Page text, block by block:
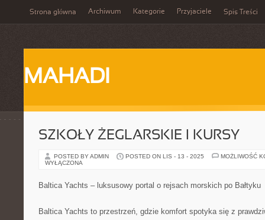
Strona główna Archiwum Kategorie Przyjaciele Spis Treści
MAHADI
SZKOŁY ŻEGLARSKIE I KURSY
POSTED BY ADMIN POSTED ON LIS - 13 - 2025
MOŻLIWOŚĆ
WYŁĄCZONA
Baltica Yachts – luksusowy portal o rejsach morskich po Bałtyku
Baltica Yachts to przestrzeń, gdzie komfort spotyka się z